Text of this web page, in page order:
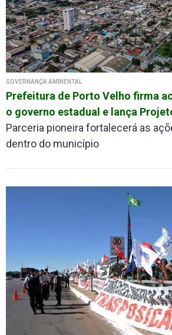
GOVERNANÇA AMBIENTAL
Prefeitura de Porto Velho firma
o governo estadual e lança
Parceria pioneira fortalecerá as
dentro do município